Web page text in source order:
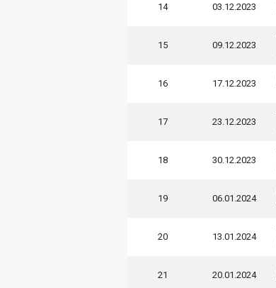
14 03.12.2023
15 09.12.2023
16 17.12.2023
17 23.12.2023
18 30.12.2023
19 06.01.2024
20 13.01.2024
21 20.01.2024